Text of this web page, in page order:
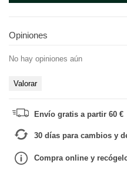
Opiniones
No hay opiniones aún
Valorar
Envío gratis a partir 60 €
30 días para cambios y
Compra online y